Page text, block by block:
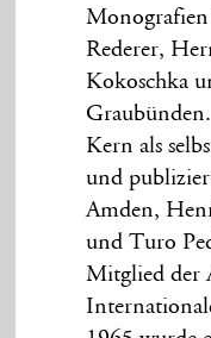
Rederer,
Kokoschka
Kern als
und
Amden,
und Turo
Mitglied der